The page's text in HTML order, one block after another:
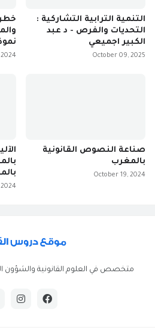
التنمية الترابية التشاركية :
التحديات والفرص - د عبد
الكبير اجميعي
October 09, 2025
خطر
2024
صناعة النصوص القانونية
بالمغرب
October 19, 2024
2024
متخصص في العلوم القانونية والشؤون